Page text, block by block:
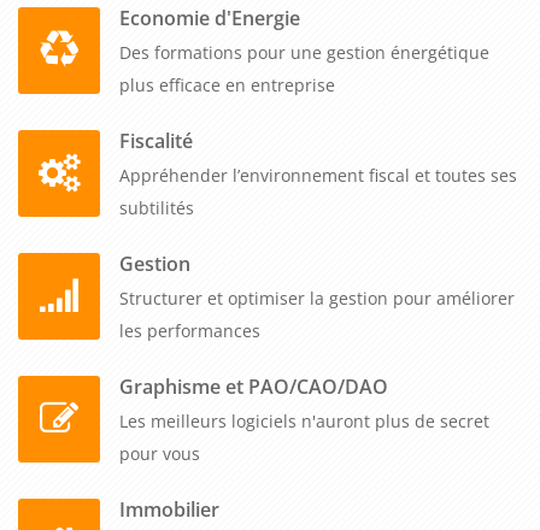
Economie d'Energie
Des formations pour une gestion énergétique
plus efficace en entreprise
Fiscalité
Appréhender l’environnement fiscal et toutes ses
subtilités
Gestion
Structurer et optimiser la gestion pour améliorer
les performances
Graphisme et PAO/CAO/DAO
Les meilleurs logiciels n'auront plus de secret
pour vous
Immobilier